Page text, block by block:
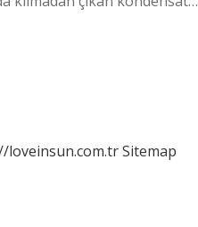
loveinsun.com.trSitemap